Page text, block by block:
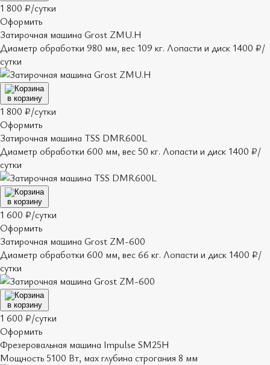
1 800 ₽/сутки
Оформить
Затирочная машина Grost ZMU.H
Диаметр обработки 980 мм, вес 109 кг. Лопасти и диск 1400 ₽/
сутки
в корзину
1 800 ₽/сутки
Оформить
Затирочная машина TSS DMR600L
Диаметр обработки 600 мм, вес 50 кг. Лопасти и диск 1400 ₽/
сутки
в корзину
1 600 ₽/сутки
Оформить
Затирочная машина Grost ZM-600
Диаметр обработки 600 мм, вес 66 кг. Лопасти и диск 1400 ₽/
сутки
в корзину
1 600 ₽/сутки
Оформить
Фрезеровальная машина Impulse SM25H
Мощность 5100 Вт, мax глубина строгания 8 мм